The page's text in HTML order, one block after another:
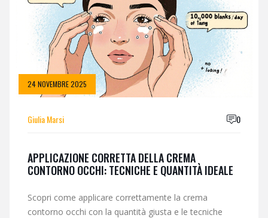
24 NOVEMBRE 2025
Giulia Marsi 0
APPLICAZIONE CORRETTA DELLA CREMA
CONTORNO OCCHI: TECNICHE E QUANTITÀ IDEALE
Scopri come applicare correttamente la crema
contorno occhi con la quantità giusta e le tecniche